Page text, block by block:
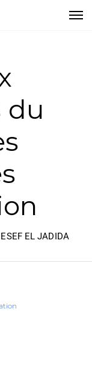
du
ESEF EL JADIDA